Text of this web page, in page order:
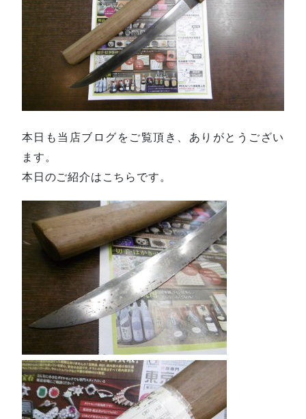
本日も当店ブログをご覧頂き、ありがとうござい
ます。
本日のご紹介はこちらです。